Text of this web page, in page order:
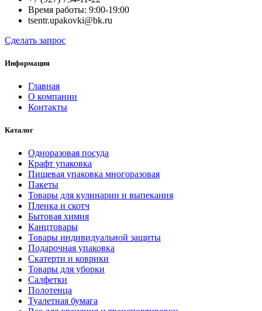
Время работы: 9:00-19:00
tsentr.upakovki@bk.ru
Сделать запрос
Информация
Главная
О компании
Контакты
Каталог
Одноразовая посуда
Крафт упаковка
Пищевая упаковка многоразовая
Пакеты
Товары для кулинарии и выпекания
Пленка и скотч
Бытовая химия
Канцтовары
Товары индивидуальной защиты
Подарочная упаковка
Скатерти и коврики
Товары для уборки
Салфетки
Полотенца
Туалетная бумага